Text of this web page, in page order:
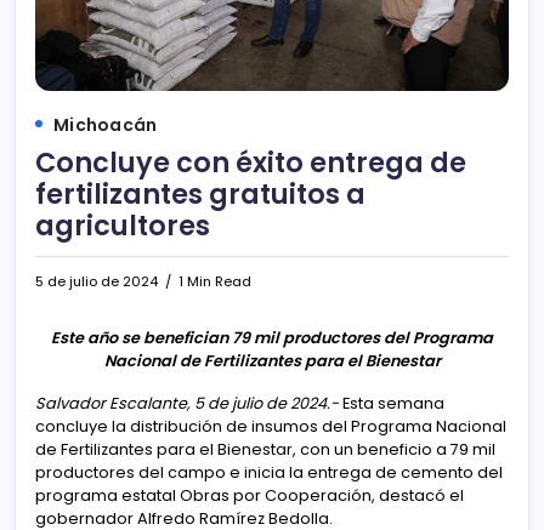
Michoacán
Concluye con éxito entrega de
fertilizantes gratuitos a
agricultores
5 de julio de 2024 1 Min Read
Este año se benefician 79 mil productores del Programa
Nacional de Fertilizantes para el Bienestar
Salvador Escalante, 5 de julio de 2024.-Esta semana
concluye la distribución de insumos del Programa Nacional
de Fertilizantes para el Bienestar, con un beneficio a 79 mil
productores del campo e inicia la entrega de cemento del
programa estatal Obras por Cooperación, destacó el
gobernador Alfredo Ramírez Bedolla.